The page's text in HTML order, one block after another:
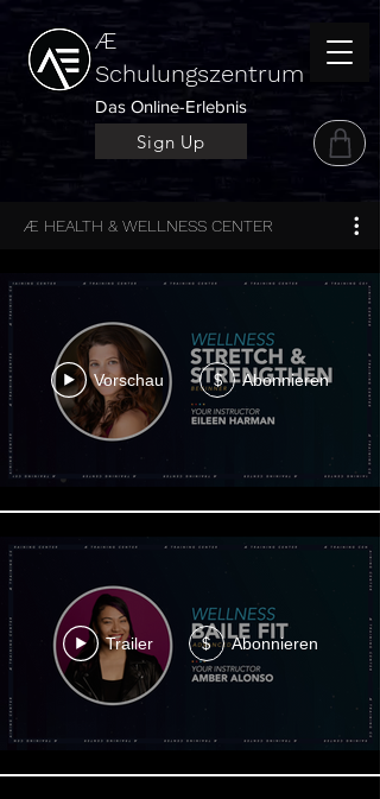
Æ
Schulungszentrum
Das Online-Erlebnis
Sign Up
Æ HEALTH & WELLNESS CENTER
Vorschau $ Abonnieren
Trailer $ Abonnieren